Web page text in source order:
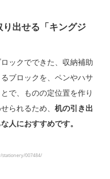
出せる「キングジ
ックでできた、収納補助
ブロックを、ペンやハサ
で、ものの定位置を作り
られるため、 机の引き出
人におすすめです。
007484/